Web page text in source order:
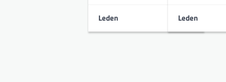
Leden Leden